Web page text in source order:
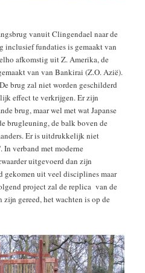
vanuit Clingendael naar de
inclusief fundaties is gemaakt van
afkomstig uit Z. Amerika, de
van van Bankirai (Z.O. Azië).
brug zal niet worden geschilderd
effect te verkrijgen. Er zijn
brug, maar wel met wat Japanse
brugleuning, de balk boven de
Er is uitdrukkelijk niet
In verband met moderne
uitgevoerd dan zijn
gekomen uit veel disciplines maar
project zal de replica van de
gereed, het wachten is op de